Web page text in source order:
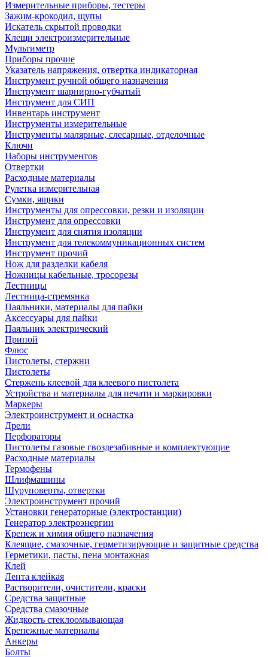
Измерительные приборы, тестеры
Зажим-крокодил, щупы
Искатель скрытой проводки
Клещи электроизмерительные
Мультиметр
Приборы прочие
Указатель напряжения, отвертка индикаторная
Инструмент ручной общего назначения
Инструмент шарнирно-губчатый
Инструмент для СИП
Инвентарь инструмент
Инструменты измерительные
Инструменты малярные, слесарные, отделочные
Ключи
Наборы инструментов
Отвертки
Расходные материалы
Рулетка измерительная
Сумки, ящики
Инструменты для опрессовки, резки и изоляции
Инструмент для опрессовки
Инструмент для снятия изоляции
Инструмент для телекоммуникационных систем
Инструмент прочий
Нож для разделки кабеля
Ножницы кабельные, тросорезы
Лестницы
Лестница-стремянка
Паяльники, материалы для пайки
Аксессуары для пайки
Паяльник электрический
Припой
Флюс
Пистолеты, стержни
Пистолеты
Стержень клеевой для клеевого пистолета
Устройства и материалы для печати и маркировки
Маркеры
Электроинструмент и оснастка
Дрели
Перфораторы
Пистолеты газовые гвоздезабивные и комплектующие
Расходные материалы
Термофены
Шлифмашины
Шуруповерты, отвертки
Электроинструмент прочий
Установки генераторные (электростанции)
Генератор электроэнергии
Крепеж и химия общего назначения
Клеящие, смазочные, герметизирующие и защитные средства
Герметики, пасты, пена монтажная
Клей
Лента клейкая
Растворители, очистители, краски
Средства защитные
Средства смазочные
Жидкость стеклоомывающая
Крепежные материалы
Анкеры
Болты